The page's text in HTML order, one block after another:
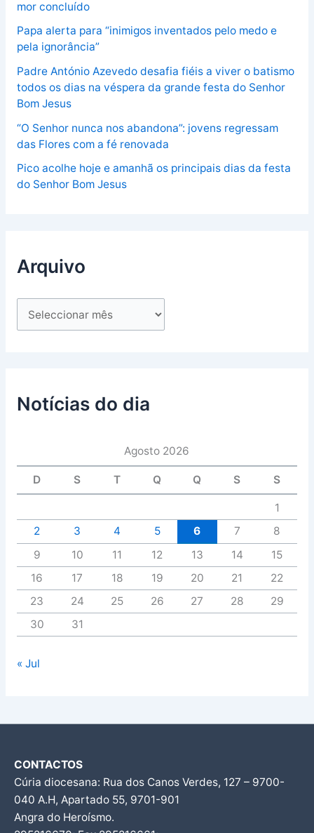
mor concluído
Papa alerta para “inimigos inventados pelo medo e
pela ignorância”
Padre António Azevedo desafia fiéis a viver o batismo
todos os dias na véspera da grande festa do Senhor
Bom Jesus
“O Senhor nunca nos abandona”: jovens regressam
das Flores com a fé renovada
Pico acolhe hoje e amanhã os principais dias da festa
do Senhor Bom Jesus
Arquivo
Notícias do dia
Agosto 2026
D S T Q Q S S
1
2
3 4 5 6 7
8
9
10 11 12 13 14
15
16
17 18 19 20 21
22
23
24 25 26 27 28
29
30
31
« Jul
CONTACTOS
Cúria diocesana: Rua dos Canos Verdes, 127 – 9700-
040 A.H, Apartado 55, 9701-901
Angra do Heroísmo.